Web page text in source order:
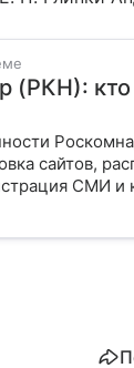
(РКН): кто
сайтов,
СМИ и
данных.
она так
и